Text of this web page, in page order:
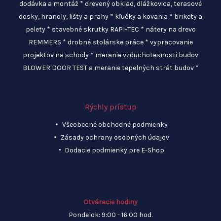
na
stránke
produktu.
dodávka a montáž * drevený obklad, dlážkovica, terasové
dosky, hranoly, lišty a prahy * kľučky a kovania * brikety a
pelety * stavebné skrutky RAPI-TEC * nátery na drevo
REMMERS * drobné stolárske práce * vypracovanie
projektov na schody * meranie vzduchotesnosti budov
BLOWER DOOR TEST a meranie tepelných strát budov *
Rýchly prístup
Všeobecné obchodné podmienky
Zásady ochrany osobných údajov
Dodacie podmienky pre E-Shop
Otváracie hodiny
Pondelok: 9:00 - 16:00 hod.